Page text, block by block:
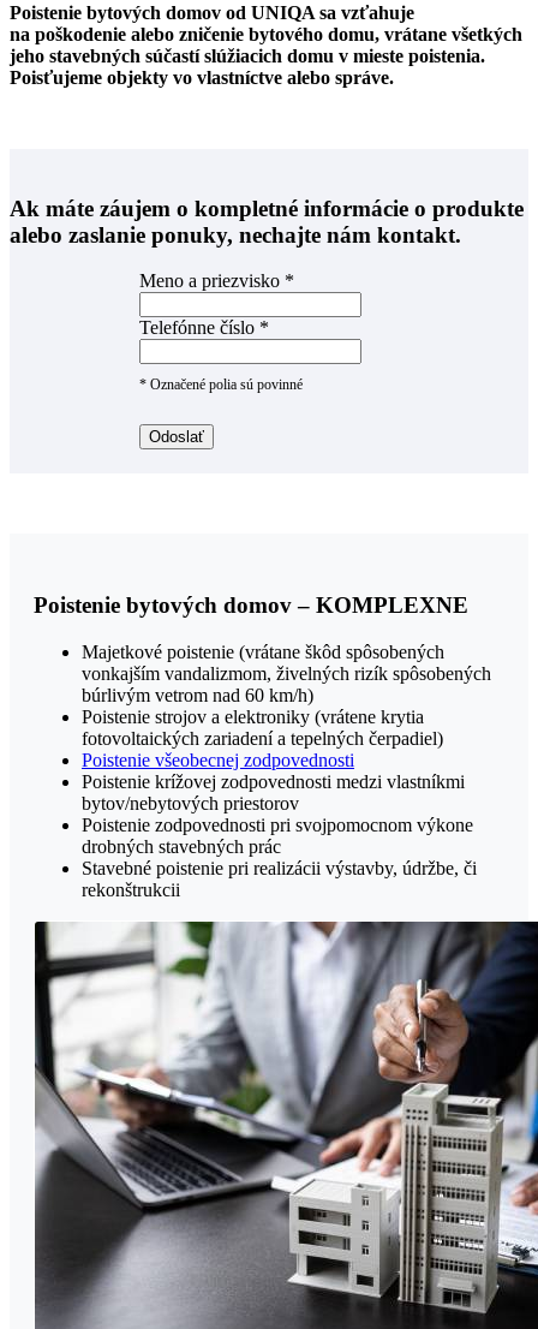
Poistenie bytových domov od UNIQA sa vzťahuje
na poškodenie alebo zničenie bytového domu, vrátane všetkých
jeho stavebných súčastí slúžiacich domu v mieste poistenia.
Poisťujeme objekty vo vlastníctve alebo správe.
Ak máte záujem o kompletné informácie o produkte
alebo zaslanie ponuky, nechajte nám kontakt.
Meno a priezvisko *
Telefónne číslo *
* Označené polia sú povinné
Poistenie bytových domov – KOMPLEXNE
Majetkové poistenie (vrátane škôd spôsobených
vonkajším vandalizmom, živelných rizík spôsobených
búrlivým vetrom nad 60 km/h)
Poistenie strojov a elektroniky (vrátene krytia
fotovoltaických zariadení a tepelných čerpadiel)
Poistenie všeobecnej zodpovednosti
Poistenie krížovej zodpovednosti medzi vlastníkmi
bytov/nebytových priestorov
Poistenie zodpovednosti pri svojpomocnom výkone
drobných stavebných prác
Stavebné poistenie pri realizácii výstavby, údržbe, či
rekonštrukcii